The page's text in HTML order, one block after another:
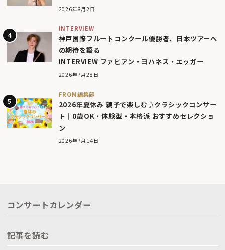
2026年8月2日
INTERVIEW
神戸国際フルートコンクール優勝者、日本ツアーへ
の期待を語る
INTERVIEW ファビアン・ヨハネス・エッガー
2026年7月28日
FROM編集部
2026年夏休み 親子で楽しむ♪クラシックコンサー
ト｜0歳OK・体験型・本格派 おすすめセレクショ
ン
2026年7月14日
コンサートカレンダー
記事を読む